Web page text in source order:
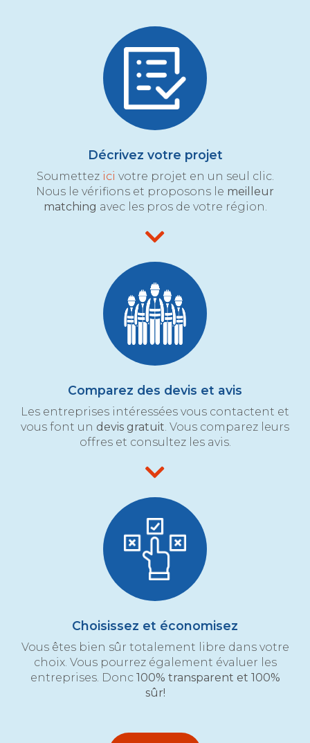
Décrivez votre projet
Soumettez ici votre projet en un seul clic.
Nous le vérifions et proposons le meilleur
matching avec les pros de votre région.
Comparez des devis et avis
Les entreprises intéressées vous contactent et
vous font un devis gratuit. Vous comparez leurs
offres et consultez les avis.
Choisissez et économisez
Vous êtes bien sûr totalement libre dans votre
choix. Vous pourrez également évaluer les
entreprises. Donc 100% transparent et 100%
sûr!